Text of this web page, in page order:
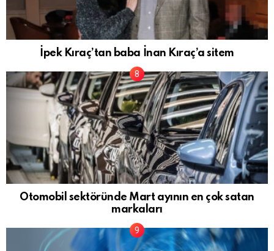
İpek Kıraç’tan baba İnan Kıraç’a sitem
Otomobil sektöründe Mart ayının en çok satan
markaları